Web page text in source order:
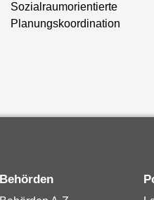
Sozialraumorientierte
Planungskoordination
Behörden